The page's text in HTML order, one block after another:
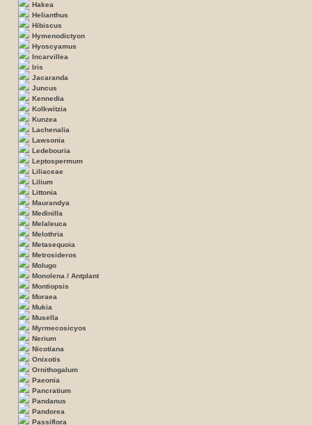
Hakea
Helianthus
Hibiscus
Hymenodictyon
Hyoscyamus
Incarvillea
Iris
Jacaranda
Juncus
Kennedia
Kolkwitzia
Kunzea
Lachenalia
Lawsonia
Ledebouria
Leptospermum
Liliaceae
Lilium
Littonia
Maurandya
Medinilla
Melaleuca
Melothria
Metasequoia
Metrosideros
Molugo
Monolena / Antplant
Montiopsis
Moraea
Mukia
Musella
Myrmecosicyos
Nerium
Nicotiana
Onixotis
Ornithogalum
Paeonia
Pancratium
Pandanus
Pandorea
Passiflora